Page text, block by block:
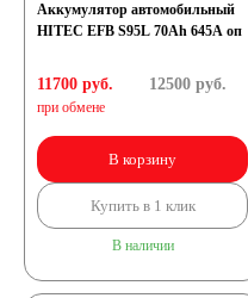
Аккумулятор автомобильный
HITEC EFB S95L 70Ah 645A оп
11700 руб.
при обмене
12500руб.
В корзину
Купить в 1 клик
В наличии